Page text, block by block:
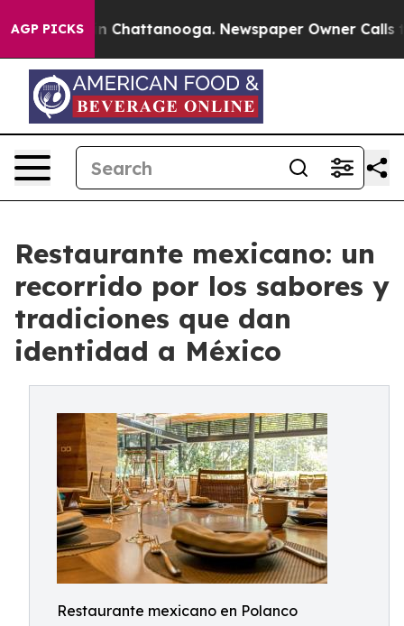
AGP PICKS
Chaos in Chattanooga. Newspaper Owner Calls the
Restaurante mexicano: un
recorrido por los sabores y
tradiciones que dan
identidad a México
Restaurante mexicano en Polanco